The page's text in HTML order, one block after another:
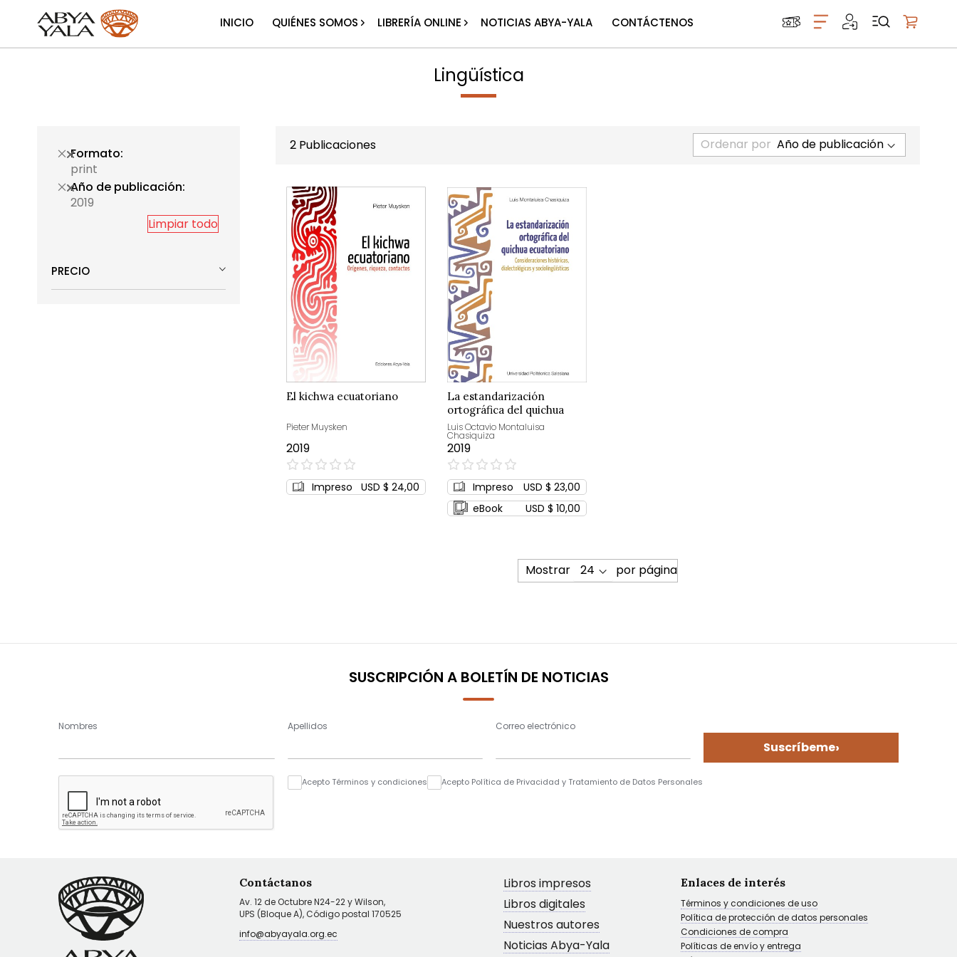
INICIO QUIÉNES SOMOS LIBRERÍA ONLINE NOTICIAS ABYA-YALA CONTÁCTENOS
Lingüística
2Publicaciones Ordenar por
El kichwa ecuatoriano
Pieter Muysken
2019
0%
Impreso USD $ 24,00
La estandarización
ortográfica del quichua
ecuatoriano
Luis Octavio Montaluisa
Chasiquiza
2019
0%
Impreso
USD $ 23,00
eBook
USD $ 10,00
Mostrar por página
Formato
print
Año de publicación
2019
Limpiar todo
PRECIO
SUSCRIPCIÓN A BOLETÍN DE NOTICIAS
Nombres Apellidos Correo electrónico
Suscríbeme›
Acepto Términos y condiciones Acepto Política de Privacidad y Tratamiento de Datos Personales
Contáctanos
Av. 12 de Octubre N24-22 y Wilson,
UPS (Bloque A), Código postal 170525
info@abyayala.org.ec
Libros impresos
Libros digitales
Nuestros autores
Noticias Abya-Yala
Enlaces de interés
Términos y condiciones de uso
Política de protección de datos personales
Condiciones de compra
Políticas de envío y entrega